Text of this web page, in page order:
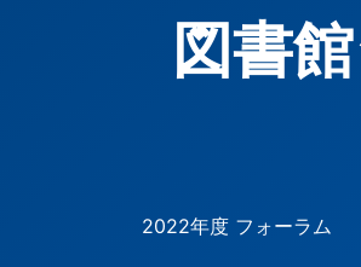
図書
2022年度 フォーラム